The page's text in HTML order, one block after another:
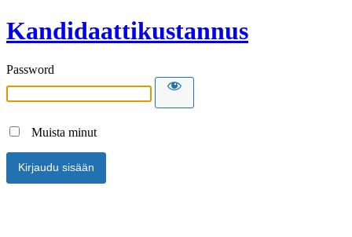
Kandidaattikustannus
Password
Muista minut